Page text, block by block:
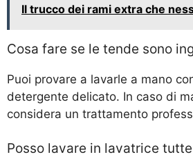
Il trucco dei rami extra che
Cosa fare se le tende sono
Puoi provare a lavarle a mano
detergente delicato. In caso di
considera un trattamento
Posso lavare in lavatrice